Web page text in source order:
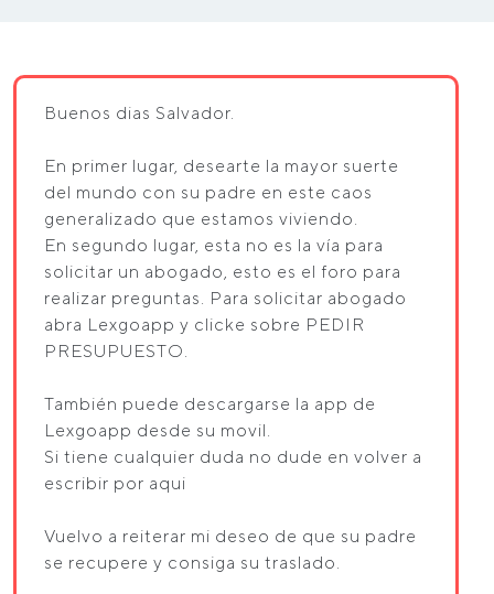
Buenos dias Salvador.
En primer lugar, desearte la mayor suerte
del mundo con su padre en este caos
generalizado que estamos viviendo.
En segundo lugar, esta no es la vía para
solicitar un abogado, esto es el foro para
realizar preguntas. Para solicitar abogado
abra Lexgoapp y clicke sobre PEDIR
PRESUPUESTO.
También puede descargarse la app de
Lexgoapp desde su movil.
Si tiene cualquier duda no dude en volver a
escribir por aqui
Vuelvo a reiterar mi deseo de que su padre
se recupere y consiga su traslado.